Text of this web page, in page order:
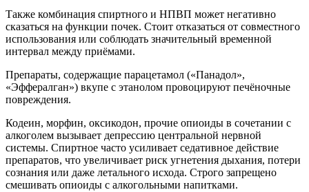
Также комбинация спиртного и НПВП может негативно
сказаться на функции почек. Стоит отказаться от совместного
использования или соблюдать значительный временной
интервал между приёмами.
Препараты, содержащие парацетамол («Панадол»,
«Эффералган») вкупе с этанолом провоцируют печёночные
повреждения.
Кодеин, морфин, оксикодон, прочие опиоиды в сочетании с
алкоголем вызывает депрессию центральной нервной
системы. Спиртное часто усиливает седативное действие
препаратов, что увеличивает риск угнетения дыхания, потери
сознания или даже летального исхода. Строго запрещено
смешивать опиоиды с алкогольными напитками.